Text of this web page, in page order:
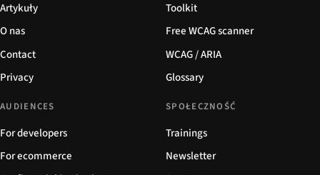
Artykuły
O nas
Contact
Privacy
Toolkit
Free WCAG scanner
WCAG / ARIA
Glossary
AUDIENCES
For developers
For ecommerce
SPOŁECZNOŚĆ
Trainings
Newsletter